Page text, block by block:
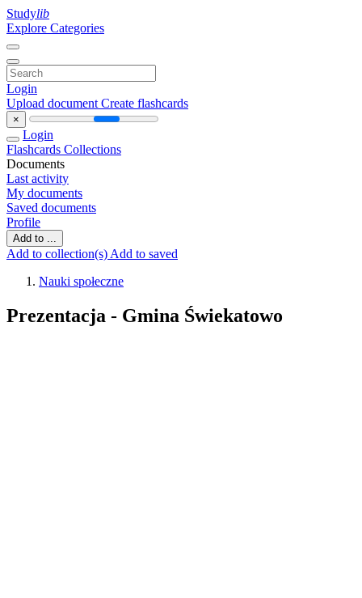
Studylib
Explore Categories
Login
Upload document Create flashcards
×
Login
Flashcards Collections
Documents
Last activity
My documents
Saved documents
Profile
Add to ...
Add to collection(s) Add to saved
Nauki społeczne
Prezentacja - Gmina Świekatowo